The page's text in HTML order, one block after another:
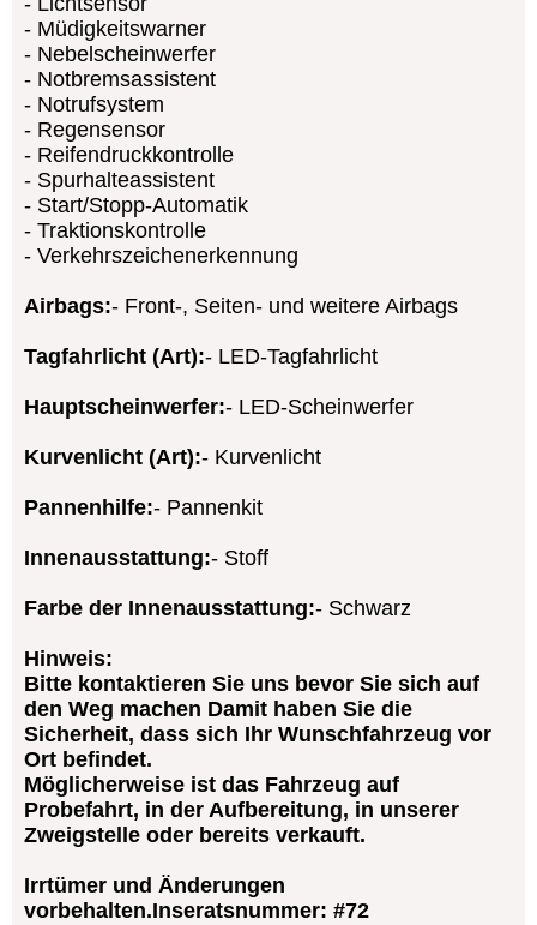
Müdigkeitswarner
Nebelscheinwerfer
Notbremsassistent
Notrufsystem
Regensensor
Reifendruckkontrolle
Spurhalteassistent
Start/Stopp-Automatik
Traktionskontrolle
Verkehrszeichenerkennung
Airbags: Front-, Seiten- und weitere Airbags
Tagfahrlicht (Art): LED-Tagfahrlicht
Hauptscheinwerfer: LED-Scheinwerfer
Kurvenlicht (Art): Kurvenlicht
Pannenhilfe: Pannenkit
Innenausstattung: Stoff
Farbe der Innenausstattung: Schwarz
Hinweis:
Bitte kontaktieren Sie uns bevor Sie sich auf
den Weg machen Damit haben Sie die
Sicherheit, dass sich Ihr Wunschfahrzeug vor
Ort befindet.
Möglicherweise ist das Fahrzeug auf
Probefahrt, in der Aufbereitung, in unserer
Zweigstelle oder bereits verkauft.
Irrtümer und Änderungen
vorbehalten.Inseratsnummer: #72